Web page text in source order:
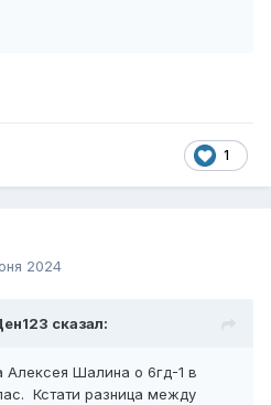
1
2024
сказал:
Шалина о 6гд-1 в
Кстати разница между